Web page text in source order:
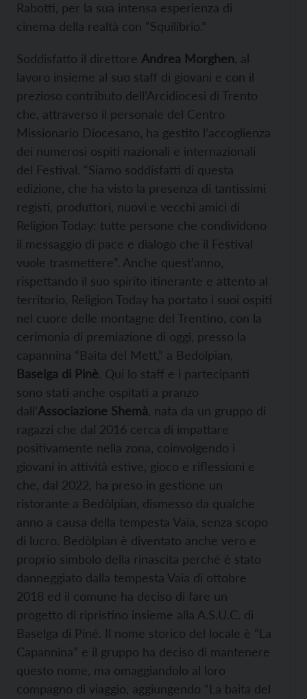
Rabotti, per la sua intensa esperienza di
cinema della realtà con “Squilibrio.”
Soddisfatto il direttore Andrea Morghen , al
lavoro insieme al suo staff di giovani e con il
prezioso contributo dell’Arcidiocesi di Trento
che, attraverso il personale del Centro
Missionario Diocesano, ha gestito l’accoglienza
dei numerosi ospiti nazionali e internazionali
del Festival. “Siamo soddisfatti di questa
edizione, che ha visto la presenza di tantissimi
registi, produttori, nuovi e vecchi amici di
Religion Today: tutte persone che condividono
il messaggio di pace e dialogo che il Festival
vuole trasmettere”. Anche quest’anno,
rispettando il suo spirito itinerante e attento al
territorio, Religion Today ha portato i suoi ospiti
nel cuore delle montagne del Trentino, con la
cerimonia di premiazione di oggi, presso la
capannina “Baita del Mett,” a Bedolpian,
Baselga di Pinè. Qui lo staff e i partecipanti
sono stati anche ospitati a pranzo
dall’Associazione Shemà , nata da un gruppo di
ragazzi che dal 2016 cerca di impattare
positivamente nella zona, coinvolgendo i
giovani in attività estive, gioco e riflessioni e
che, dal 2022, ha preso in gestione un
ristorante a Bedòlpian, dismesso da qualche
anno a causa della tempesta Vaia, senza scopo
di lucro. Bedòlpian è diventato anche vero e
proprio simbolo della rinascita perché è stato
danneggiato dalla tempesta Vaia di ottobre
2018 ed il comune ha deciso di fare un
progetto di ripristino insieme alla A.S.U.C. di
Baselga di Piné. Il nome storico del locale è “La
Capannina” e il gruppo ha deciso di mantenere
questo nome, ma omaggiandolo al loro
compagno di viaggio, aggiungendo “La baita del